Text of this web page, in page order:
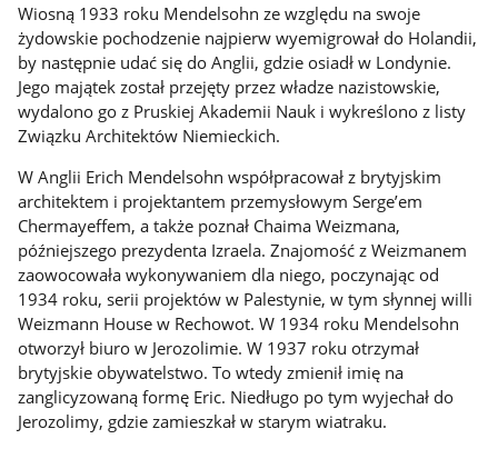
Wiosną 1933 roku Mendelsohn ze względu na swoje
żydowskie pochodzenie najpierw wyemigrował do Holandii,
by następnie udać się do Anglii, gdzie osiadł w Londynie.
Jego majątek został przejęty przez władze nazistowskie,
wydalono go z Pruskiej Akademii Nauk i wykreślono z listy
Związku Architektów Niemieckich.
W Anglii Erich Mendelsohn współpracował z brytyjskim
architektem i projektantem przemysłowym Serge’em
Chermayeffem, a także poznał Chaima Weizmana,
późniejszego prezydenta Izraela. Znajomość z Weizmanem
zaowocowała wykonywaniem dla niego, poczynając od
1934 roku, serii projektów w Palestynie, w tym słynnej willi
Weizmann House w Rechowot. W 1934 roku Mendelsohn
otworzył biuro w Jerozolimie. W 1937 roku otrzymał
brytyjskie obywatelstwo. To wtedy zmienił imię na
zanglicyzowaną formę Eric. Niedługo po tym wyjechał do
Jerozolimy, gdzie zamieszkał w starym wiatraku.